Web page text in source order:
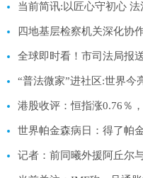
当前简讯:以匠心守初心
四地基层检察机关深化协
全球即时看！市司法局报
“普法微家”进社区:世界今
世界帕金森病日：得了帕